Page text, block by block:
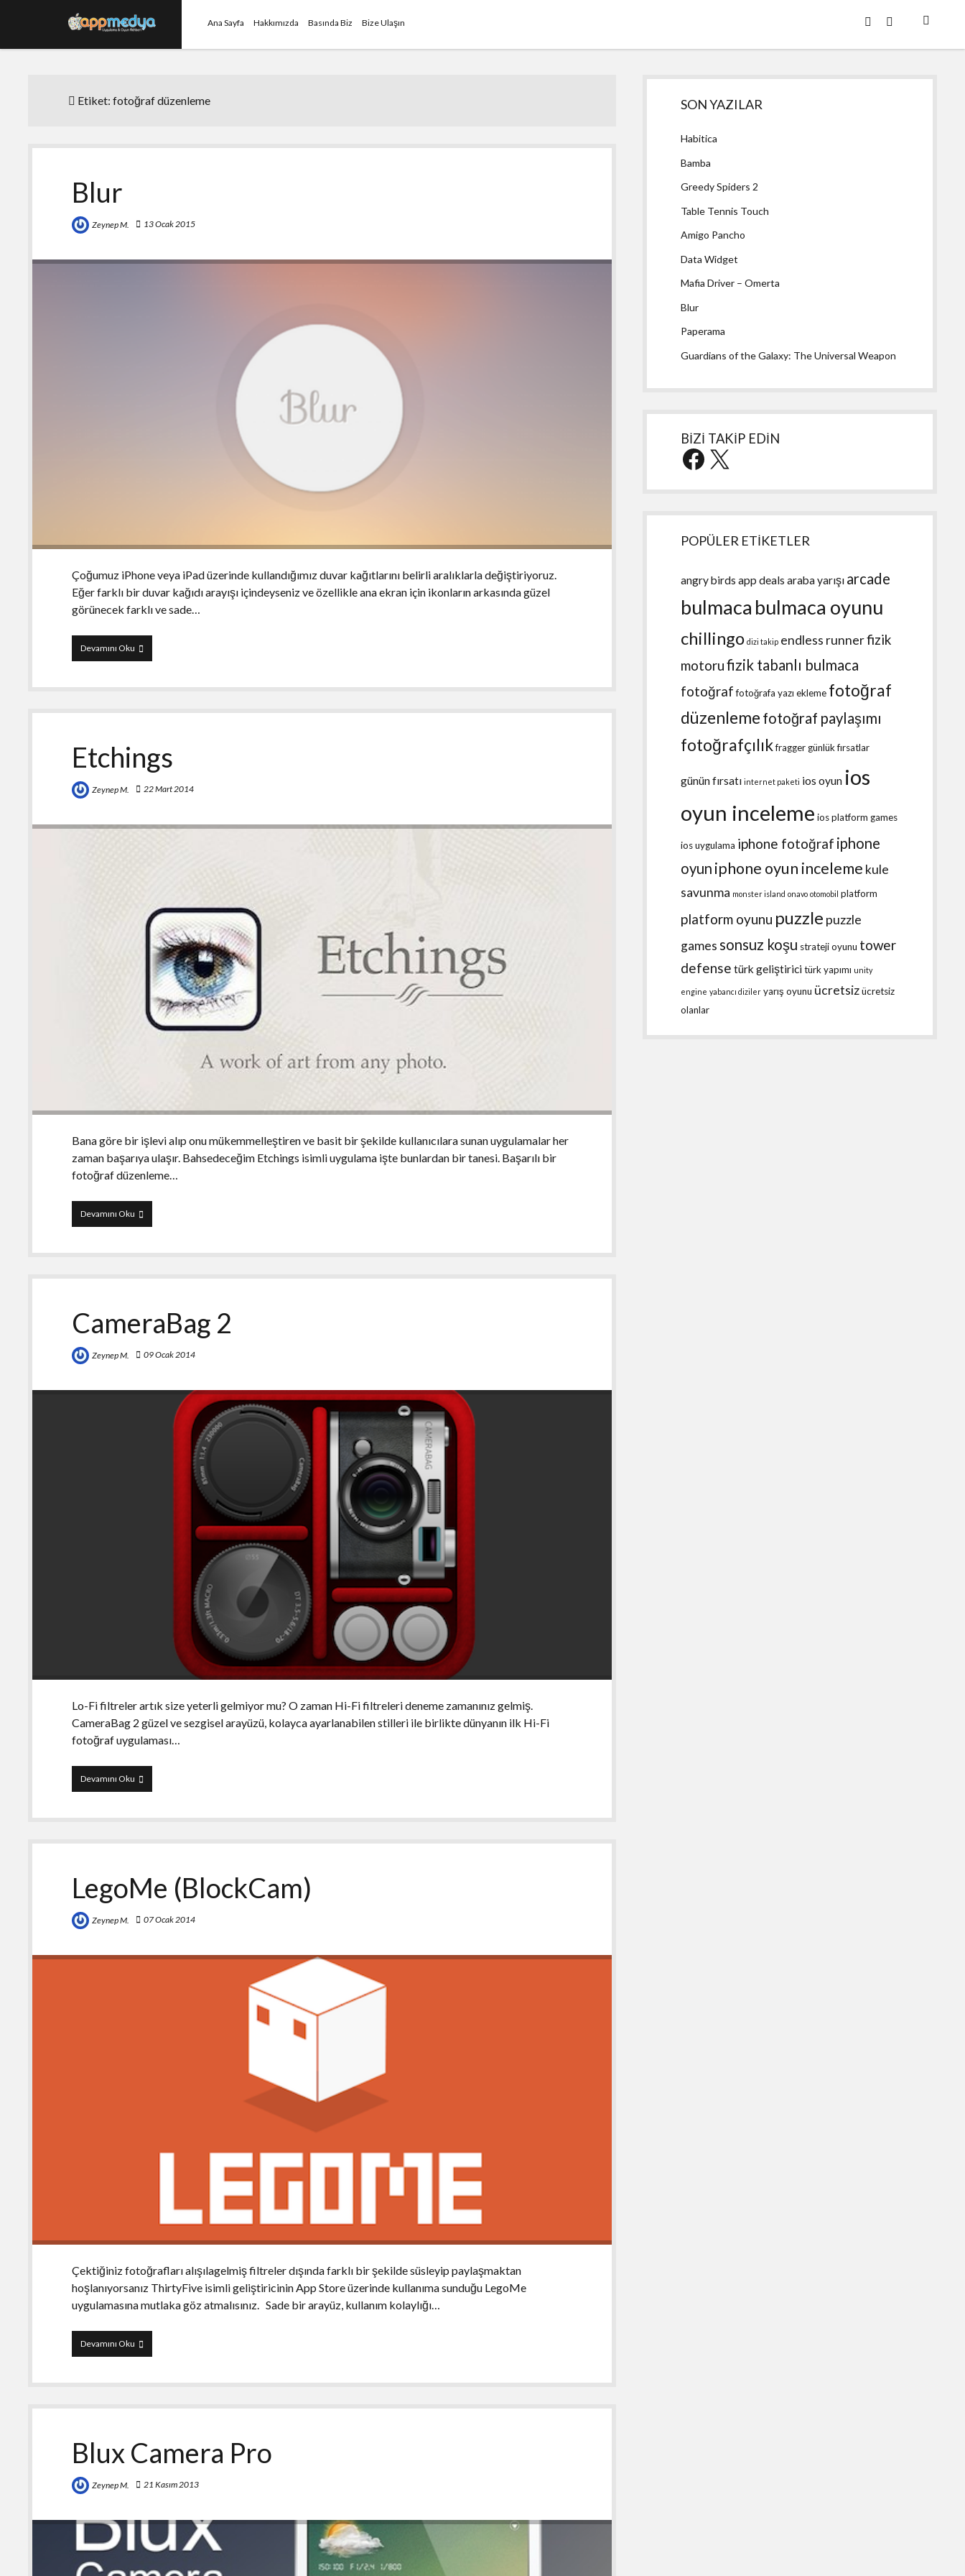
Ana Sayfa Hakkımızda Basında Biz Bize Ulaşın twitterfacebook
Etiket:fotoğraf düzenleme
Blur
Zeynep M. 13 Ocak 2015
Çoğumuz iPhone veya iPad üzerinde kullandığımız duvar kağıtlarını belirli aralıklarla değiştiriyoruz.
Eğer farklı bir duvar kağıdı arayışı içindeyseniz ve özellikle ana ekran için ikonların arkasında güzel
görünecek farklı ve sade…
Devamını Oku Blur
Etchings
Zeynep M. 22 Mart 2014
Bana göre bir işlevi alıp onu mükemmelleştiren ve basit bir şekilde kullanıcılara sunan uygulamalar her
zaman başarıya ulaşır. Bahsedeceğim Etchings isimli uygulama işte bunlardan bir tanesi. Başarılı bir
fotoğraf düzenleme…
Devamını Oku Etchings
CameraBag 2
Zeynep M. 09 Ocak 2014
Lo-Fi filtreler artık size yeterli gelmiyor mu? O zaman Hi-Fi filtreleri deneme zamanınız gelmiş.
CameraBag 2 güzel ve sezgisel arayüzü, kolayca ayarlanabilen stilleri ile birlikte dünyanın ilk Hi-Fi
fotoğraf uygulaması…
Devamını Oku CameraBag
2
LegoMe (BlockCam)
Zeynep M. 07 Ocak 2014
Çektiğiniz fotoğrafları alışılagelmiş filtreler dışında farklı bir şekilde süsleyip paylaşmaktan
hoşlanıyorsanız ThirtyFive isimli geliştiricinin App Store üzerinde kullanıma sunduğu LegoMe
uygulamasına mutlaka göz atmalısınız. Sade bir arayüz, kullanım kolaylığı…
Devamını Oku LegoMe
(BlockCam)
Blux Camera Pro
Zeynep M. 21 Kasım 2013
Yan
Menü
SON YAZILAR
Habitica
Bamba
Greedy Spiders 2
Table Tennis Touch
Amigo Pancho
Data Widget
Mafia Driver – Omerta
Blur
Paperama
Guardians of the Galaxy: The Universal Weapon
BİZİ TAKİP EDİN
Facebook
X
POPÜLER ETİKETLER
angry birds app deals araba yarışı arcade
bulmaca bulmaca oyunu
chillingo dizi takip endless runnerfizik
motorufizik tabanlı bulmaca
fotoğraf fotoğrafa yazı ekleme fotoğraf
düzenleme fotoğraf paylaşımı
fotoğrafçılıkfraggergünlük fırsatlar
günün fırsatı internet paketi ios oyun ios
oyun inceleme ios platform games
ios uygulama iphone fotoğraf iphone
oyun iphone oyun inceleme kule
savunma monster island onavo otomobil platform
platform oyunu puzzle puzzle
games sonsuz koşu strateji oyunu tower
defense türk geliştiricitürk yapımı unity
engine yabancı diziler yarış oyunu ücretsizücretsiz
olanlar